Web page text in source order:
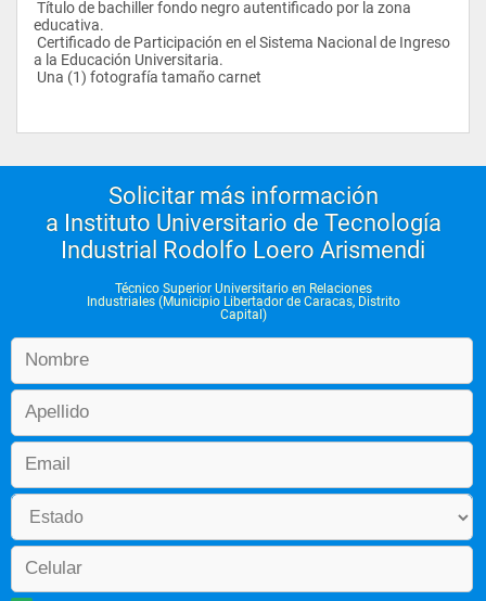
educativa.
a la Educación Universitaria.
Una (1) fotografía tamaño carnet
Solicitar más información
a Instituto Universitario de Tecnología
Industrial Rodolfo Loero Arismendi
Técnico Superior Universitario en Relaciones
Industriales (Municipio Libertador de Caracas, Distrito
Capital)